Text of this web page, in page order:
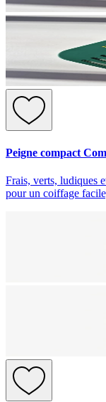
Peigne compact
Frais, verts, ludiques
pour un coiffage